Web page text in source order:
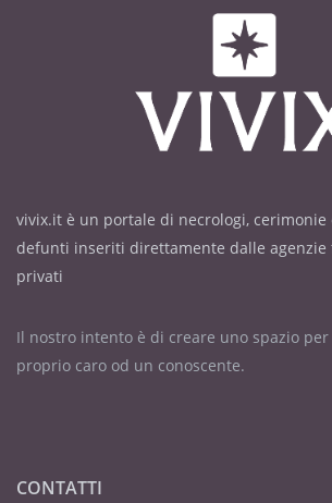
vivix.it è un portale di necrologi, cerimonie
defunti inseriti direttamente dalle agenzie
privati
Il nostro intento è di creare uno spazio
proprio caro od un conoscente.
CONTATTI